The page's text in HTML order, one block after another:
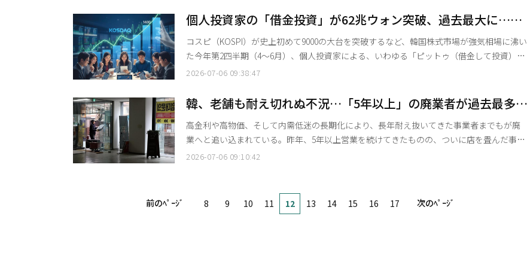
全産業生産指数（原指数）の平均は、前年同期比2.7%上昇した。サービス業生産（不変指
数）は4.2%増加したが、このうち宿泊・飲食店業の生産増加率は0.9%にとどまった。宿泊
業
個人投資家の「借金投資」が62兆ウォン突破、過去最大に…証
券会社の利息収入は1兆ウォン超え
コスピ（KOSPI）が史上初めて9000の大台を突破するなど、韓国株式市場が強気相場に沸い
た今年第2四半期（4〜6月）、個人投資家による、いわゆる「ピットゥ（借金して投資）」
の規模が1日平均62兆ウォン（約6.8兆円）を超え、過去最大を記録した。これに伴い、証券
会によると、今年第2四半期の「信用取引融資」残高は、1日平均35兆9418億ウォンと集計
された。これは前四半期（31兆126億ウォン）に比べ15.9%急増したもので、過去最高の水
2026-07-06 09:38:47
韓、老舗も耐え切れぬ不況…「5年以上」の廃業者が過去最多
31万人突破
高金利や高物価、そして内需低迷の長期化により、長年耐え抜いてきた事業者までもが廃
業へと追い込まれている。昨年、5年以上営業を続けてきたものの、ついに店を畳んだ事業
者が31万人を超え、関連統計の確認開始以来で最多となったことが分かった。 6日の国税庁
事業者の増加率は2020年に7.5%でピークに達した後、21年（6.4%）、22年（5.1%）、23
2026-07-06 09:10:42
前のﾍﾟｰｼﾞ 8 9 10 11 12 13 14 15 16 17 次のﾍﾟｰｼﾞ